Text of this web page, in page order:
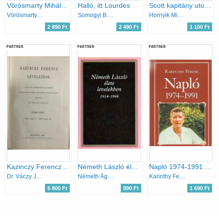
Vörösmarty Mihály
2 890 Ft
Halló, itt Lourdes
Somogyi B. Gergő
2 490 Ft
Scott kapitány utolsó feljegyzése
Hornyik Miklós
1 100 Ft
PARTNER
6 800 Ft
PARTNER
990 Ft
PARTNER
1 690 Ft